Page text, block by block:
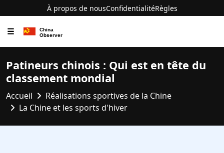
À propos de nousConfidentialitéRègles
☰
Patineurs chinois : Qui est en tête du
classement mondial
Accueil
Réalisations sportives de la Chine
La Chine et les sports d'hiver